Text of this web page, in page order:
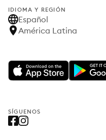
IDIOMA Y REGIÓN
Español
América Latina
SÍGUENOS